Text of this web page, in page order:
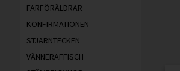
FARFÖRÄLDRAR
KONFIRMATIONEN
STJÄRNTECKEN
VÄNNERAFFISCH